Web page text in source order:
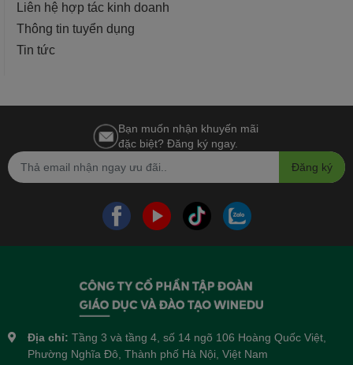
Liên hệ hợp tác kinh doanh
Thông tin tuyển dụng
Tin tức
Bạn muốn nhận khuyến mãi
đặc biệt? Đăng ký ngay.
Đăng ký
Địa chỉ: Tầng 3 và tầng 4, số 14 ngõ 106 Hoàng Quốc Việt,
Phường Nghĩa Đô, Thành phố Hà Nội, Việt Nam